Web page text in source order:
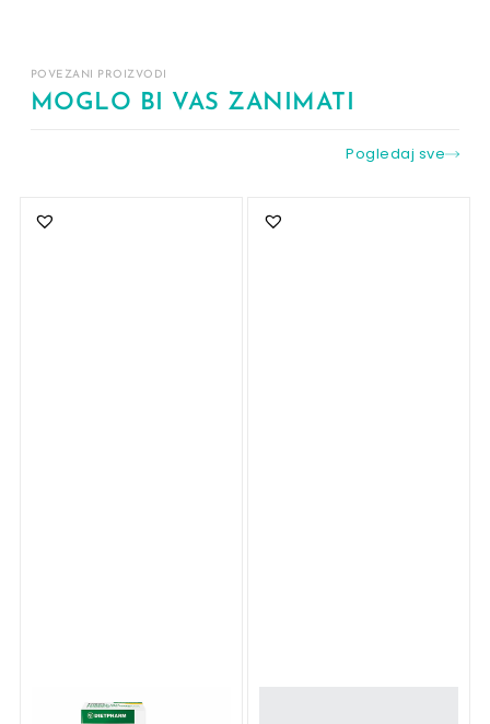
POVEZANI PROIZVODI
MOGLO BI VAS ZANIMATI
Pogledaj sve